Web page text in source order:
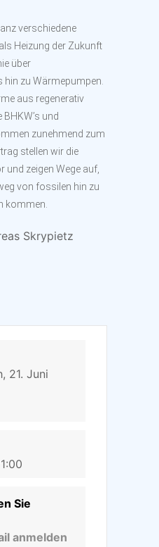
verschiedene
Heizung der Zukunft
über
zu Wärmepumpen.
aus regenerativ
und
zunehmend zum
stellen wir die
zeigen Wege auf,
von fossilen hin zu
kommen.
Skrypietz
21. Juni
Sie
anmelden